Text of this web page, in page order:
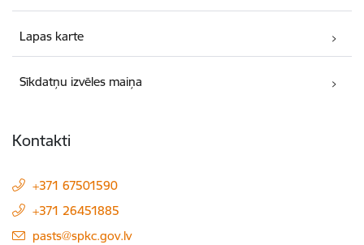
Lapas karte
Sīkdatņu izvēles maiņa
Kontakti
+371 67501590
+371 26451885
E-pasts:
pasts@spkc.gov.lv